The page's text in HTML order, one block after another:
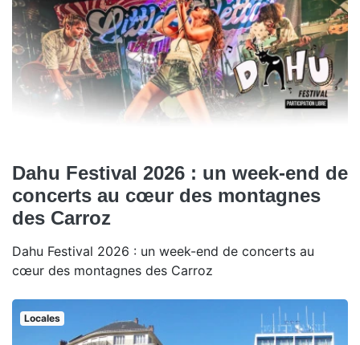
Dahu Festival 2026 : un week-end de
concerts au cœur des montagnes
des Carroz
Dahu Festival 2026 : un week-end de concerts au
cœur des montagnes des Carroz
Locales